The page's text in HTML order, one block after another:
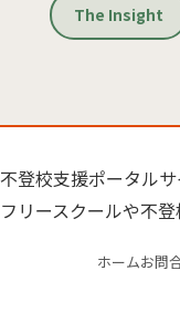
The Insight
不登校支援ポータル
フリースクールや不
ホームお問